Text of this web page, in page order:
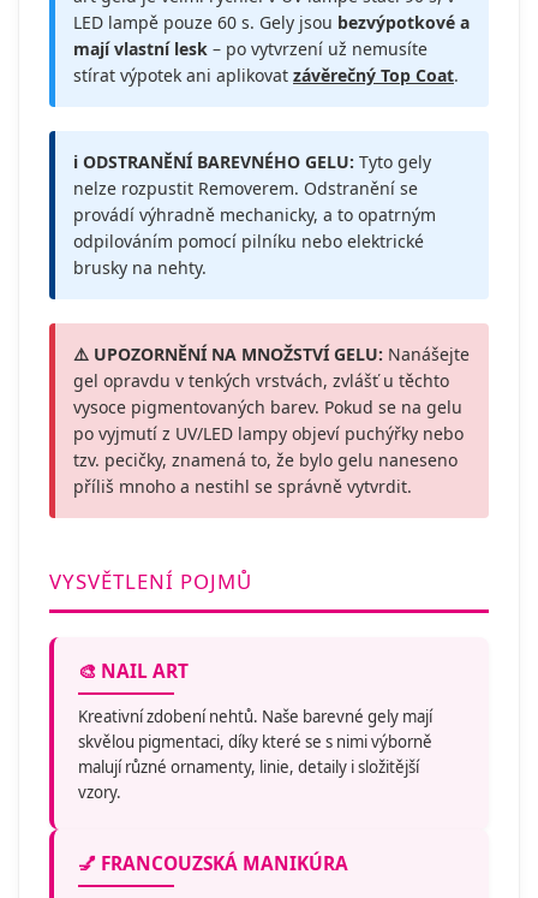
LED lampě pouze 60 s. Gely jsou bezvýpotkové a
mají vlastní lesk – po vytvrzení už nemusíte
stírat výpotek ani aplikovat závěrečný Top Coat.
ℹ️ ODSTRANĚNÍ BAREVNÉHO GELU: Tyto gely
nelze rozpustit Removerem. Odstranění se
provádí výhradně mechanicky, a to opatrným
odpilováním pomocí pilníku nebo elektrické
brusky na nehty.
⚠️ UPOZORNĚNÍ NA MNOŽSTVÍ GELU: Nanášejte
gel opravdu v tenkých vrstvách, zvlášť u těchto
vysoce pigmentovaných barev. Pokud se na gelu
po vyjmutí z UV/LED lampy objeví puchýřky nebo
tzv. pecičky, znamená to, že bylo gelu naneseno
příliš mnoho a nestihl se správně vytvrdit.
VYSVĚTLENÍ POJMŮ
🎨 NAIL ART
Kreativní zdobení nehtů. Naše barevné gely mají
skvělou pigmentaci, díky které se s nimi výborně
malují různé ornamenty, linie, detaily i složitější
vzory.
💅 FRANCOUZSKÁ MANIKÚRA